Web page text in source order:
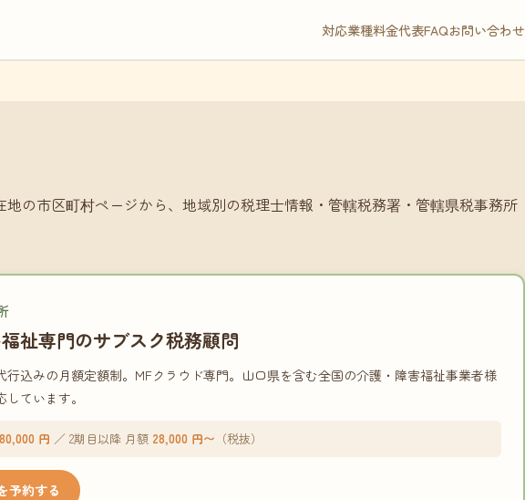
対応業種料金代表FAQお問い合わせ
地の市区町村ページから、地域別の税理士情報・管轄税務署・管轄県税事務所
祉専門のサブスク税務顧問
行込みの月額定額制。MFクラウド専門。山口県を含む全国の介護・障害福祉事業者様
ています。
円 ／ 2期目以降 月額 28,000 円〜 （税抜）
予約する